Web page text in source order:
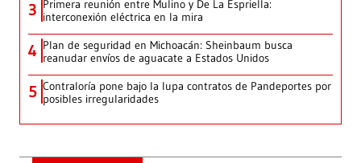
3 Primera reunión entre Mulino y De La Espriella:
interconexión eléctrica en la mira
4 Plan de seguridad en Michoacán: Sheinbaum busca
reanudar envíos de aguacate a Estados Unidos
5 Contraloría pone bajo la lupa contratos de Pandeportes por
posibles irregularidades